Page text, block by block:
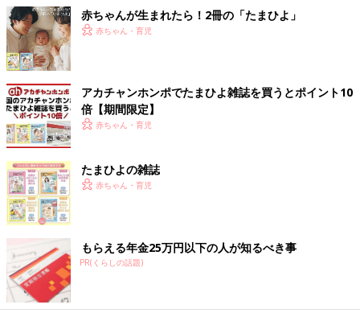
赤ちゃんが生まれたら！2冊の「たまひよ」
赤ちゃん・育児
アカチャンホンポでたまひよ雑誌を買うとポイント10
倍【期間限定】
赤ちゃん・育児
たまひよの雑誌
赤ちゃん・育児
もらえる年金25万円以下の人が知るべき事
PR(くらしの話題)